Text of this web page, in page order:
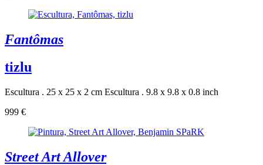
Fantômas
tizlu
Escultura . 25 x 25 x 2 cm Escultura . 9.8 x 9.8 x 0.8 inch
999 €
Street Art Allover